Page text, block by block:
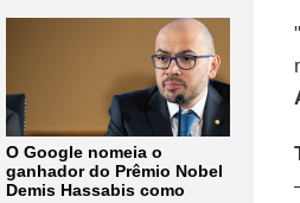
O Google nomeia o
ganhador do Prêmio Nobel
Demis Hassabis como